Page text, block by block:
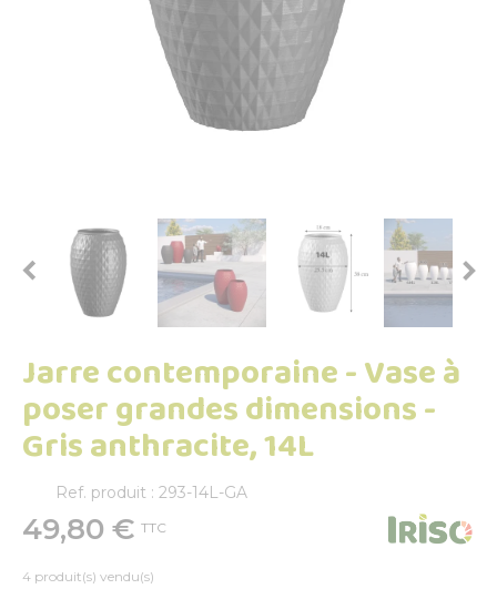
 
Jarre contemporaine - Vase à
poser grandes dimensions -
Gris anthracite, 14L
Ref. produit : 293-14L-GA
49,80 € TTC
4 produit(s) vendu(s)